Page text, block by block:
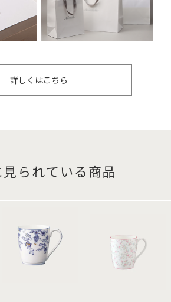
詳しくはこちら
られている商品